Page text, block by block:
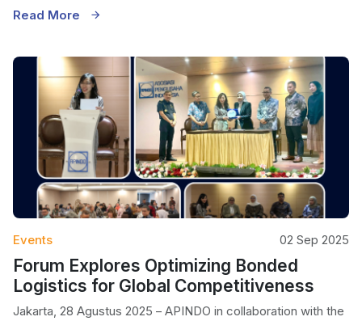
Read More
Events 02 Sep 2025
Forum Explores Optimizing Bonded
Logistics for Global Competitiveness
Jakarta, 28 Agustus 2025 – APINDO in collaboration with the